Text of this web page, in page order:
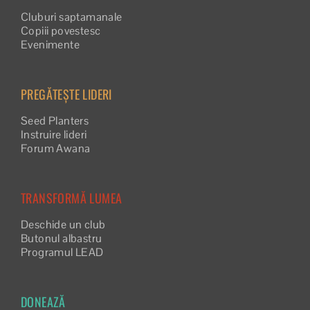
Cluburi saptamanale
Copiii povestesc
Evenimente
PREGĂTEȘTE LIDERI
Seed Planters
Instruire lideri
Forum Awana
TRANSFORMĂ LUMEA
Deschide un club
Butonul albastru
Programul LEAD
DONEAZĂ